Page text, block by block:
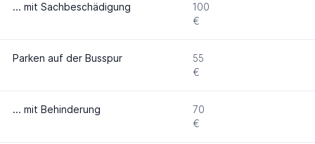
... mit Sachbeschädigung
100
€
Parken auf der Busspur
55
€
... mit Behinderung
70
€